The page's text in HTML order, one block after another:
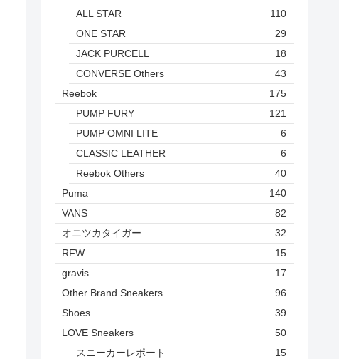
ALL STAR
110
ONE STAR
29
JACK PURCELL
18
CONVERSE Others
43
Reebok
175
PUMP FURY
121
PUMP OMNI LITE
6
CLASSIC LEATHER
6
Reebok Others
40
Puma
140
VANS
82
オニツカタイガー
32
RFW
15
gravis
17
Other Brand Sneakers
96
Shoes
39
LOVE Sneakers
50
スニーカーレポート
15